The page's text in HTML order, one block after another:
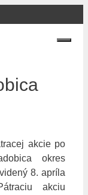
akcie po
okres
8. apríla
akciu